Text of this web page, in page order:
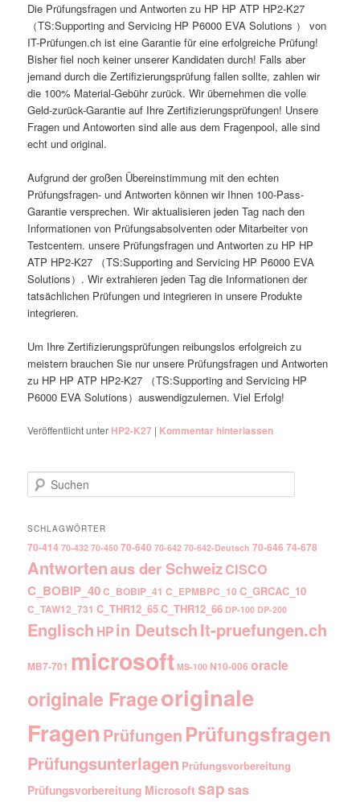
Die Prüfungsfragen und Antworten zu HP HP ATP HP2-K27
（TS:Supporting and Servicing HP P6000 EVA Solutions ） von
IT-Prüfungen.ch ist eine Garantie für eine erfolgreiche Prüfung!
Bisher fiel noch keiner unserer Kandidaten durch! Falls aber
jemand durch die Zertifizierungsprüfung fallen sollte, zahlen wir
die 100% Material-Gebühr zurück. Wir übernehmen die volle
Geld-zurück-Garantie auf Ihre Zertifizierungsprüfungen! Unsere
Fragen und Antoworten sind alle aus dem Fragenpool, alle sind
echt und original.
Aufgrund der großen Übereinstimmung mit den echten
Prüfungsfragen- und Antworten können wir Ihnen 100-Pass-
Garantie versprechen. Wir aktualisieren jeden Tag nach den
Informationen von Prüfungsabsolventen oder Mitarbeiter von
Testcentern. unsere Prüfungsfragen und Antworten zu HP HP
ATP HP2-K27 （TS:Supporting and Servicing HP P6000 EVA
Solutions）. Wir extrahieren jeden Tag die Informationen der
tatsächlichen Prüfungen und integrieren in unsere Produkte
integrieren.
Um Ihre Zertifizierungsprüfungen reibungslos erfolgreich zu
meistern brauchen Sie nur unsere Prüfungsfragen und Antworten
zu HP HP ATP HP2-K27 （TS:Supporting and Servicing HP
P6000 EVA Solutions）auswendigzulernen. Viel Erfolg!
Veröffentlicht unter HP2-K27 | Kommentar hinterlassen
Suchen
SCHLAGWÖRTER
70-414 70-432 70-450 70-640 70-642 70-642-Deutsch 70-646 74-678
Antwortenaus der SchweizCISCO
C_BOBIP_40C_BOBIP_41 C_EPMBPC_10 C_GRCAC_10
C_TAW12_731 C_THR12_65C_THR12_66 DP-100 DP-200
Englisch HPin DeutschIt-pruefungen.ch
MB7-701 microsoft MS-100 N10-006 oracle
originale Frageoriginale
Fragen Prüfungen Prüfungsfragen
Prüfungsunterlagen Prüfungsvorbereitung
Prüfungsvorbereitung Microsoft sapsas